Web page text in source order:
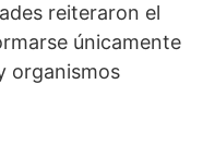
reiteraron el
únicamente
organismos